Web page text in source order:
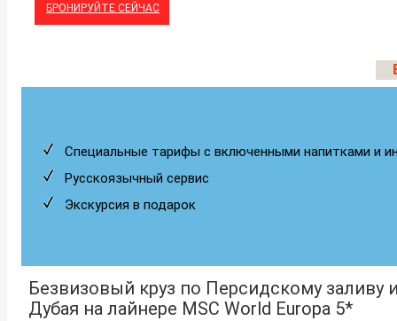
БРОНИРУЙТЕ СЕЙЧАС
Специальные тарифы с включенными напитками и
Русскоязычный сервис
Экскурсия в подарок
Безвизовый круз по Персидскому заливу
Дубая на лайнере MSC World Europa 5*